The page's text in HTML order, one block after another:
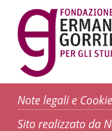
Note legali e
Sito realizzato da